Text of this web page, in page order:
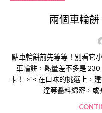
兩個車輪
點車輪餅前先等等！別看它
車輪餅，熱量差不多是
卡！ >"< 在口味的挑選上，
達等醬料綿密，或